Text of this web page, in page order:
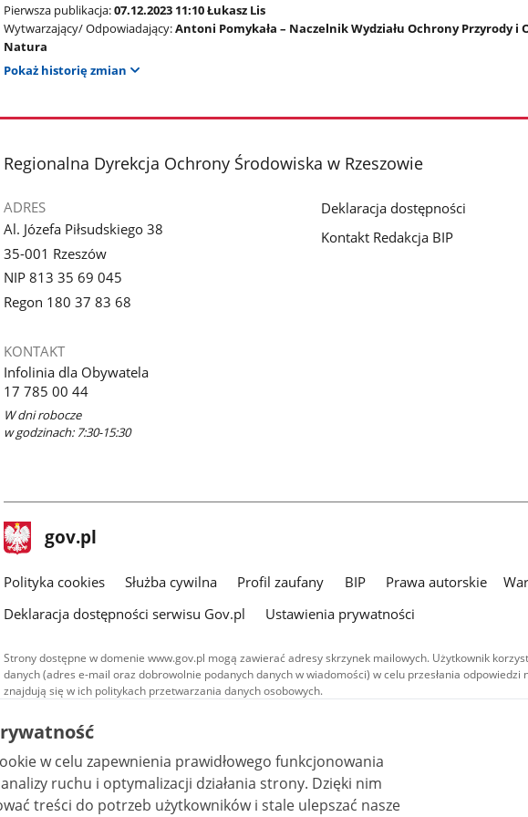
Pierwsza publikacja:07.12.2023 11:10 Łukasz Lis
Wytwarzający/ Odpowiadający:Antoni Pomykała – Naczelnik Wydziału Ochrony Przyrody i
Natura
Pokaż historię zmian
stopka
Regionalna Dyrekcja Ochrony Środowiska w Rzeszowie
ADRES
Al. Józefa Piłsudskiego 38
35-001 Rzeszów
NIP 813 35 69 045
Regon 180 37 83 68
KONTAKT
Infolinia dla Obywatela
17 785 00 44
W dni robocze
w godzinach: 7:30-15:30
Deklaracja dostępności
Kontakt Redakcja BIP
stopka
gov.pl Strona
gov.pl
gov.pl
Polityka cookies Służba cywilna Profil zaufany BIP Prawa autorskie
Deklaracja dostępności serwisu Gov.pl
Ustawienia prywatności
Strony dostępne w domenie www.gov.pl mogą zawierać adresy skrzynek mailowych. Użytkownik
danych (adres e-mail oraz dobrowolnie podanych danych w wiadomości) w celu przesłania
znajdują się w ich politykach przetwarzania danych osobowych.
Treści tekstowe publikowane w serwisie (z wyłączeniem treści audiowizualnych), są
udostępniane na licencji typu Creative Commons: uznanie autorstwa - na tych samych
warunkach 4.0 (CC BY-SA 4.0). Materiały audiowizualne, w tym zdjęcia, materiały audio i
są udostępniane na licencji typu Creative Commons: uznanie autorstwa użycie
bez utworów zależnych 4.0 (CC BY-NC-ND 4.0), o ile nie jest to stwierdzone inaczej.
w celu zapewnienia prawidłowego funkcjonowania
ruchu i optymalizacji działania strony. Dzięki nim
treści do potrzeb użytkowników i stale ulepszać nasze